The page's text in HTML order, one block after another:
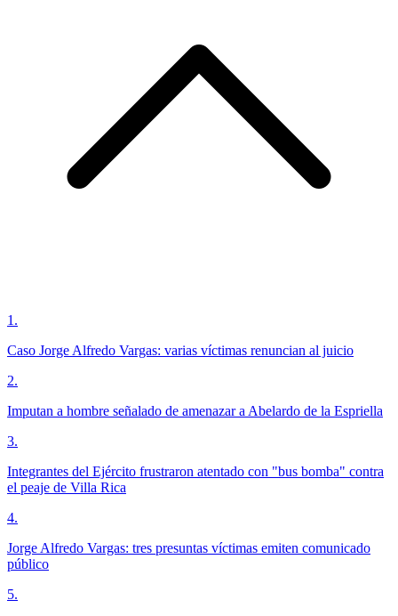
1 .
Caso Jorge Alfredo Vargas: varias víctimas renuncian al juicio
2.
Imputan a hombre señalado de amenazar a Abelardo de la Espriella
3.
Integrantes del Ejército frustraron atentado con "bus bomba" contra
el peaje de Villa Rica
4.
Jorge Alfredo Vargas: tres presuntas víctimas emiten comunicado
público
5.